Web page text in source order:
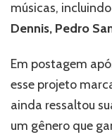
estúdio
‘Funk
–
ouça
agora
músicas,
Dennis, Pedro
Em postagem
esse projeto
ainda ressaltou
um gênero que